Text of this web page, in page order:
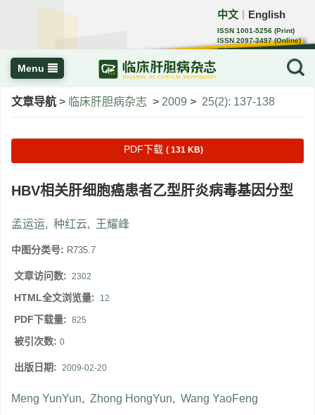
中文 English
ISSN 1001-5256 (Print)
ISSN 2097-3497 (Online)
CN 22-1108/R
Menu
文章导航 > 临床肝胆病杂志 > 2009 > 25(2): 137-138
PDF下载 ( 131 KB)
HBV相关肝细胞癌患者乙型肝炎病毒基因分型
孟运运, 种红云, 王耀峰
中图分类号: R735.7
文章访问数: 2302
HTML全文浏览量: 12
PDF下载量: 825
被引次数: 0
出版日期: 2009-02-20
Meng YunYun, Zhong HongYun, Wang YaoFeng